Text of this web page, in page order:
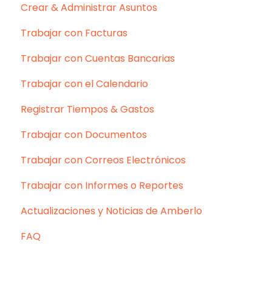
Crear & Administrar Asuntos
Trabajar con Facturas
Trabajar con Cuentas Bancarias
Trabajar con el Calendario
Registrar Tiempos & Gastos
Trabajar con Documentos
Trabajar con Correos Electrónicos
Trabajar con Informes o Reportes
Actualizaciones y Noticias de Amberlo
FAQ